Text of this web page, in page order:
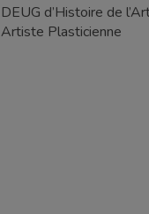
DEUG d’Histoire de
Artiste Plasticienne